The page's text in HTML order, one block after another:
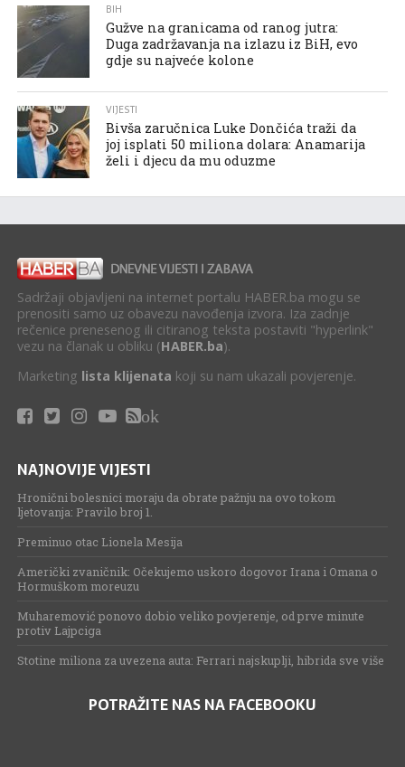
BIH
Gužve na granicama od ranog jutra:
Duga zadržavanja na izlazu iz BiH, evo
gdje su najveće kolone
VIJESTI
Bivša zaručnica Luke Dončića traži da
joj isplati 50 miliona dolara: Anamarija
želi i djecu da mu oduzme
Sadržaji objavljeni na internet portalu HABER.ba mogu se
prenositi samo uz obavezu navođenja izvora. Iza zadnje
rečenice prenesenog ili citiranog teksta postaviti "hyperlink"
vezu na članak u obliku (HABER.ba).
Marketing lista klijenata koji su nam ukazali povjerenje.
ok
NAJNOVIJE VIJESTI
Hronični bolesnici moraju da obrate pažnju na ovo tokom
ljetovanja: Pravilo broj 1.
Preminuo otac Lionela Mesija
Američki zvaničnik: Očekujemo uskoro dogovor Irana i Omana o
Hormuškom moreuzu
Muharemović ponovo dobio veliko povjerenje, od prve minute
protiv Lajpciga
Stotine miliona za uvezena auta: Ferrari najskuplji, hibrida sve više
POTRAŽITE NAS NA FACEBOOKU